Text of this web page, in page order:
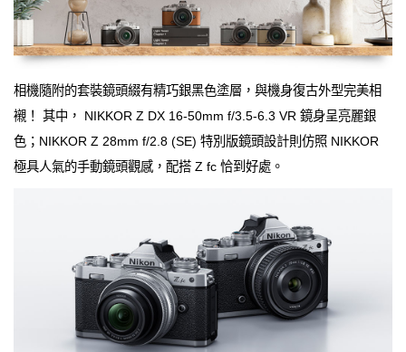
相機隨附的套裝鏡頭綴有精巧銀黑色塗層，與機身復古外型完美相
襯！ 其中， NIKKOR Z DX 16-50mm f/3.5-6.3 VR 鏡身呈亮麗銀
色；NIKKOR Z 28mm f/2.8 (SE) 特別版鏡頭設計則仿照 NIKKOR
極具人氣的手動鏡頭觀感，配搭 Z fc 恰到好處。